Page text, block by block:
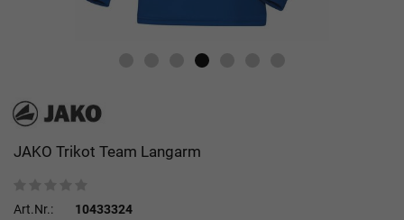
JAKO Trikot Team Langarm
Art.Nr.: 10433324